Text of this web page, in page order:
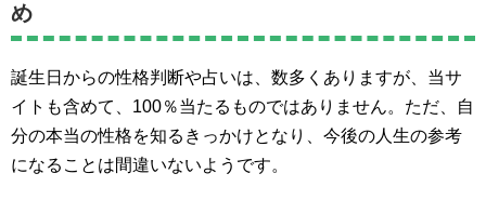
め
誕生日からの性格判断や占いは、数多くありますが、当サ
イトも含めて、100％当たるものではありません。ただ、自
分の本当の性格を知るきっかけとなり、今後の人生の参考
になることは間違いないようです。